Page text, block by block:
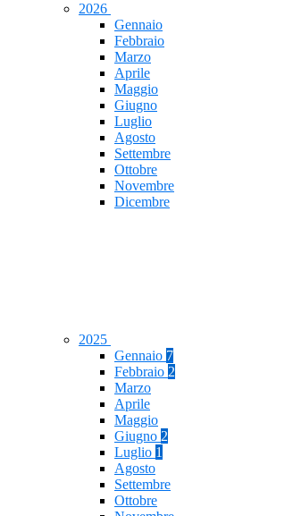
2026
Gennaio
Febbraio
Marzo
Aprile
Maggio
Giugno
Luglio
Agosto
Settembre
Ottobre
Novembre
Dicembre
2025
Gennaio 7
Febbraio 2
Marzo
Aprile
Maggio
Giugno 2
Luglio 1
Agosto
Settembre
Ottobre